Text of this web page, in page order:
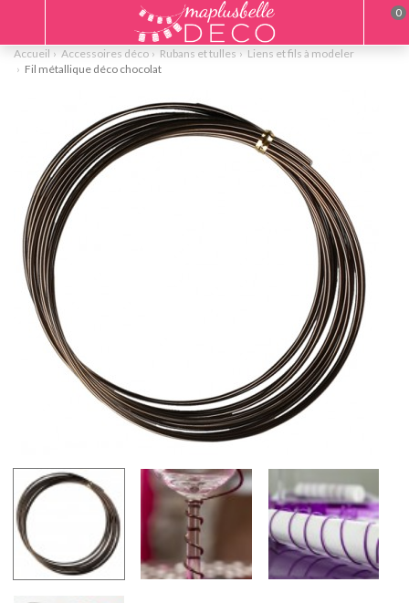
Accueil Accessoires déco Rubans et tulles
Liens et fils à modeler
Fil métallique déco chocolat
0